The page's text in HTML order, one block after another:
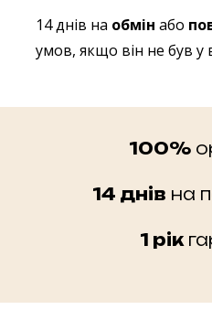
14 днів на обмін або
умов, якщо він не був у
100%
14 днів на
1 рік